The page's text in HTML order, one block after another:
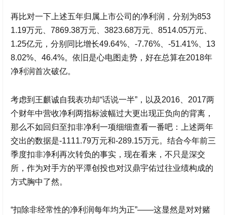
再比对一下上述五年归属上市公司的净利润，分别为853
1.19万元、7869.38万元、3823.68万元、8514.05万元、
1.25亿元，分别同比增长49.64%、-7.76%、-51.41%、13
8.02%、46.4%。依旧是心电图走势，好在总算在2018年
净利润首次破亿。
考虑到王麒诚自我表功却“话说一半”，以及2016、2017两
个财年中营收净利两指标波幅过大更出现正负向的背离，
那么不如回归至扣非净利一项细细查看一番吧：上述两年
交出的数据是-1111.79万元和-289.15万元。结合今年前三
季度扣非净利再次转负的事实，现在看来，不只是深交
所，作为对手方的平潭创投也对汉鼎宇佑过往业绩构成的
方式胸中了然。
“扣除非经常性的净利润每年均为正”——这显然是对对赌